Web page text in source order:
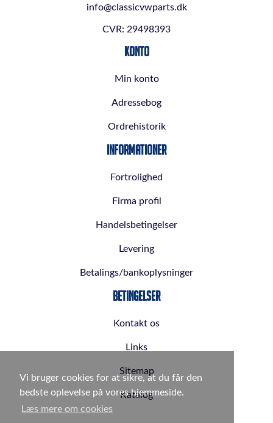
Vi bruger cookies for at sikre, at du får den
bedste oplevelse på vores hjemmeside.
Læs mere om cookies
info@classicvwparts.dk
CVR: 29498393
Konto
Min konto
Adressebog
Ordrehistorik
Informationer
Fortrolighed
Firma profil
Handelsbetingelser
Levering
Betalings/bankoplysninger
Betingelser
Kontakt os
Links
Sitemap
Katalog